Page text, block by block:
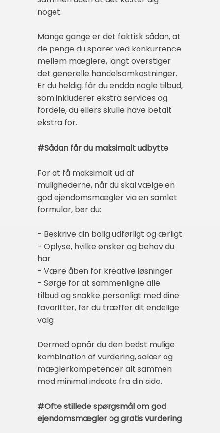
noget.
Mange gange er det faktisk sådan, at
de penge du sparer ved konkurrence
mellem mæglere, langt overstiger
det generelle handelsomkostninger.
Er du heldig, får du endda nogle tilbud,
som inkluderer ekstra services og
fordele, du ellers skulle have betalt
ekstra for.
#Sådan får du maksimalt udbytte
For at få maksimalt ud af
mulighederne, når du skal vælge en
god ejendomsmægler via en samlet
formular, bør du:
- Beskrive din bolig udførligt og ærligt
- Oplyse, hvilke ønsker og behov du
har
- Være åben for kreative løsninger
- Sørge for at sammenligne alle
tilbud og snakke personligt med dine
favoritter, før du træffer dit endelige
valg
Dermed opnår du den bedst mulige
kombination af vurdering, salær og
mæglerkompetencer alt sammen
med minimal indsats fra din side.
#Ofte stillede spørgsmål om god
ejendomsmægler og gratis vurdering